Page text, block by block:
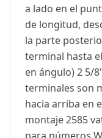
a lado en el
de longitud,
la parte
terminal hasta
en ángulo) 2 5/
terminales son
hacia arriba en
montaje 2585